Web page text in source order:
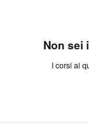
Non sei
I corsi ai